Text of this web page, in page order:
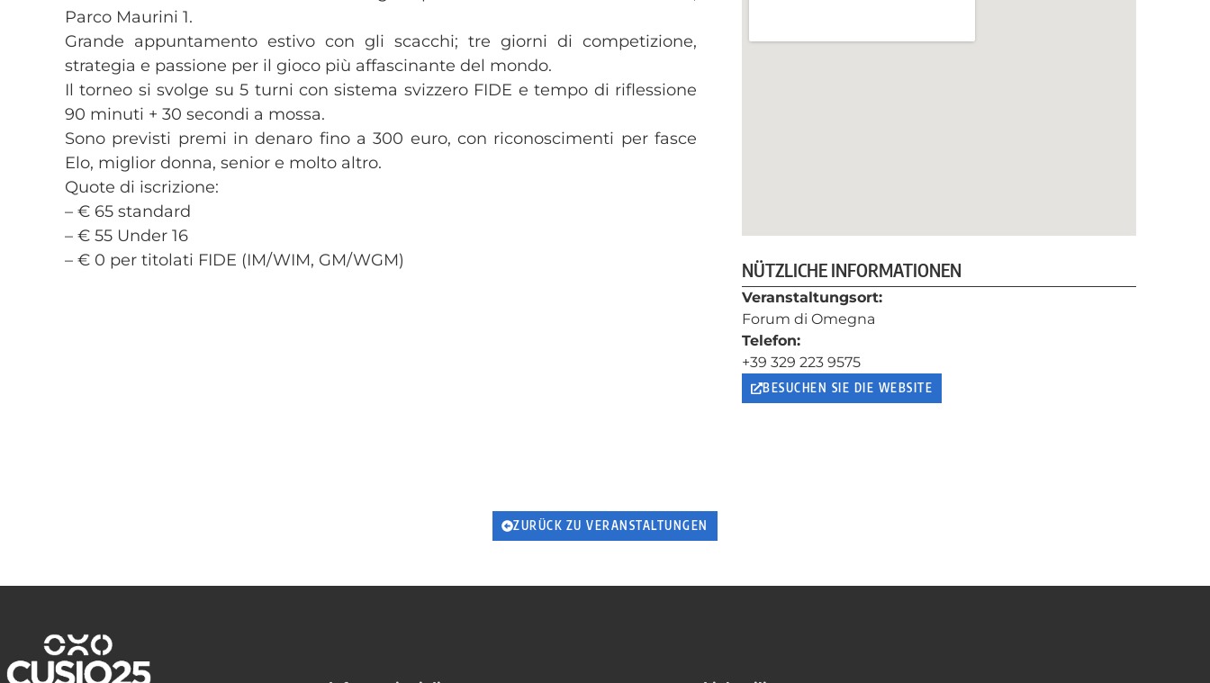
Parco Maurini 1.
Grande appuntamento estivo con gli scacchi; tre giorni di competizione,
strategia e passione per il gioco più affascinante del mondo.
Il torneo si svolge su 5 turni con sistema svizzero FIDE e tempo di riflessione
90 minuti + 30 secondi a mossa.
Sono previsti premi in denaro fino a 300 euro, con riconoscimenti per fasce
Elo, miglior donna, senior e molto altro.
Quote di iscrizione:
– € 65 standard
– € 55 Under 16
– € 0 per titolati FIDE (IM/WIM, GM/WGM)
NÜTZLICHE INFORMATIONEN
Veranstaltungsort:
Forum di Omegna
Telefon:
+39 329 223 9575
BESUCHEN SIE DIE WEBSITE
ZURÜCK ZU VERANSTALTUNGEN